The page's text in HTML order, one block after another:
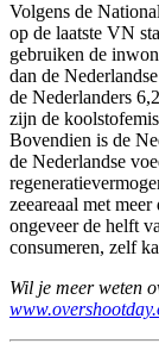
Volgens de
op de laatste VN
gebruiken de
dan de
de Nederlanders
zijn de
Bovendien is de
de Nederlandse
zeeareaal met
ongeveer de helft
consumeren, zelf
Wil je meer weten